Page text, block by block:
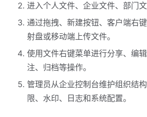
进入个人文件、企业文件、部门文
通过拖拽、新建按钮、客户端右
射盘或移动端上传文件。
使用文件右键菜单进行分享、编
注、归档等操作。
管理员从企业控制台维护组织结
限、水印、日志和系统配置。